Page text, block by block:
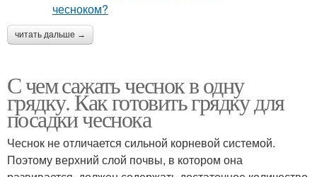
читать дальше →
С чем сажать чеснок в одну
грядку. Как готовить грядку для
посадки чеснока
Чеснок не отличается сильной корневой системой.
Поэтому верхний слой почвы, в котором она